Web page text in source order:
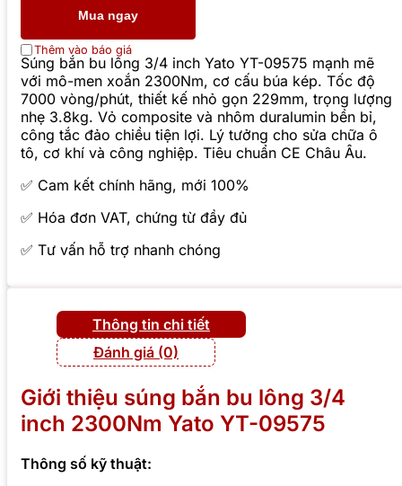
Mua ngay
Thêm vào báo giá
Súng bắn bu lông 3/4 inch Yato YT-09575 mạnh mẽ
với mô-men xoắn 2300Nm, cơ cấu búa kép. Tốc độ
7000 vòng/phút, thiết kế nhỏ gọn 229mm, trọng lượng
nhẹ 3.8kg. Vỏ composite và nhôm duralumin bền bỉ,
công tắc đảo chiều tiện lợi. Lý tưởng cho sửa chữa ô
tô, cơ khí và công nghiệp. Tiêu chuẩn CE Châu Âu.
✅ Cam kết chính hãng, mới 100%
✅ Hóa đơn VAT, chứng từ đầy đủ
✅ Tư vấn hỗ trợ nhanh chóng
Thông tin chi tiết
Đánh giá (0)
Giới thiệu súng bắn bu lông 3/4
inch 2300Nm Yato YT-09575
Thông số kỹ thuật: